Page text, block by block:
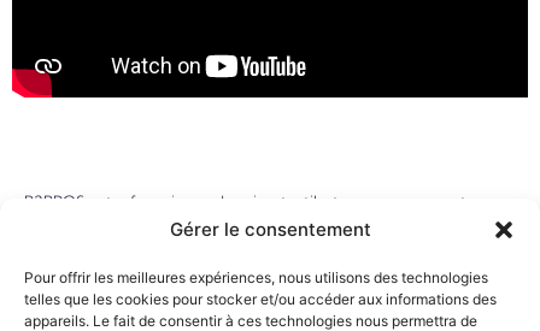
Gérer le consentement
Pour offrir les meilleures expériences, nous utilisons des technologies
telles que les cookies pour stocker et/ou accéder aux informations des
appareils. Le fait de consentir à ces technologies nous permettra de
B2BPOS votre fournisseur de caisse tactile, tpe, monnayeur et
Une solution tout-en-un, conçue pour
lescommerçantsde demain.